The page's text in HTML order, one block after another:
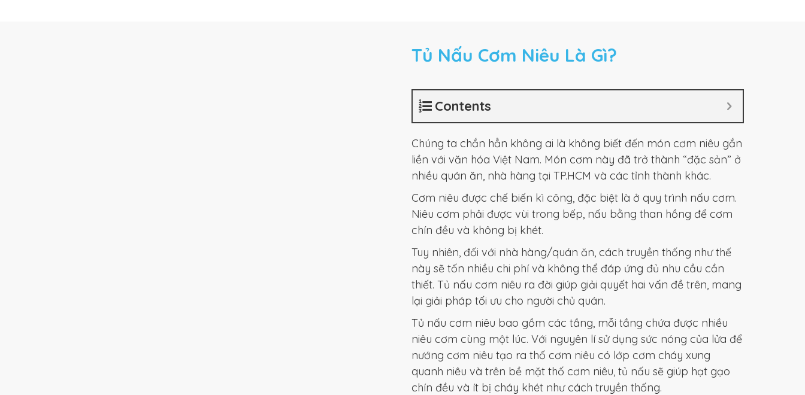
Tủ Nấu Cơm Niêu Là Gì?
Contents
Chúng ta chắn hẳn không ai là không biết đến món cơm niêu gắn
liền với văn hóa Việt Nam. Món cơm này đã trở thành “đặc sản” ở
nhiều quán ăn, nhà hàng tại TP.HCM và các tỉnh thành khác.
Cơm niêu được chế biến kì công, đặc biệt là ở quy trình nấu cơm.
Niêu cơm phải được vùi trong bếp, nấu bằng than hồng để cơm
chín đều và không bị khét.
Tuy nhiên, đối với nhà hàng/quán ăn, cách truyền thống như thế
này sẽ tốn nhiều chi phí và không thể đáp ứng đủ nhu cầu cần
thiết. Tủ nấu cơm niêu ra đời giúp giải quyết hai vấn đề trên, mang
lại giải pháp tối ưu cho người chủ quán.
Tủ nấu cơm niêu bao gồm các tầng, mỗi tầng chứa được nhiều
niêu cơm cùng một lúc. Với nguyên lí sử dụng sức nóng của lửa để
nướng cơm niêu tạo ra thố cơm niêu có lớp cơm cháy xung
quanh niêu và trên bề mặt thố cơm niêu, tủ nấu sẽ giúp hạt gạo
chín đều và ít bị cháy khét như cách truyền thống.